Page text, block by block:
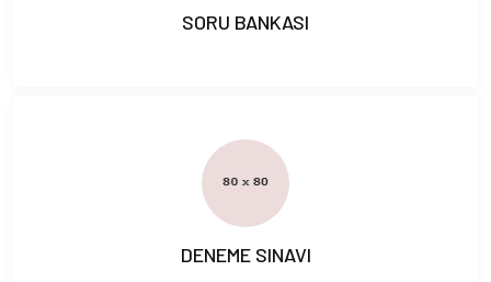
SORU BANKASI
DENEME SINAVI